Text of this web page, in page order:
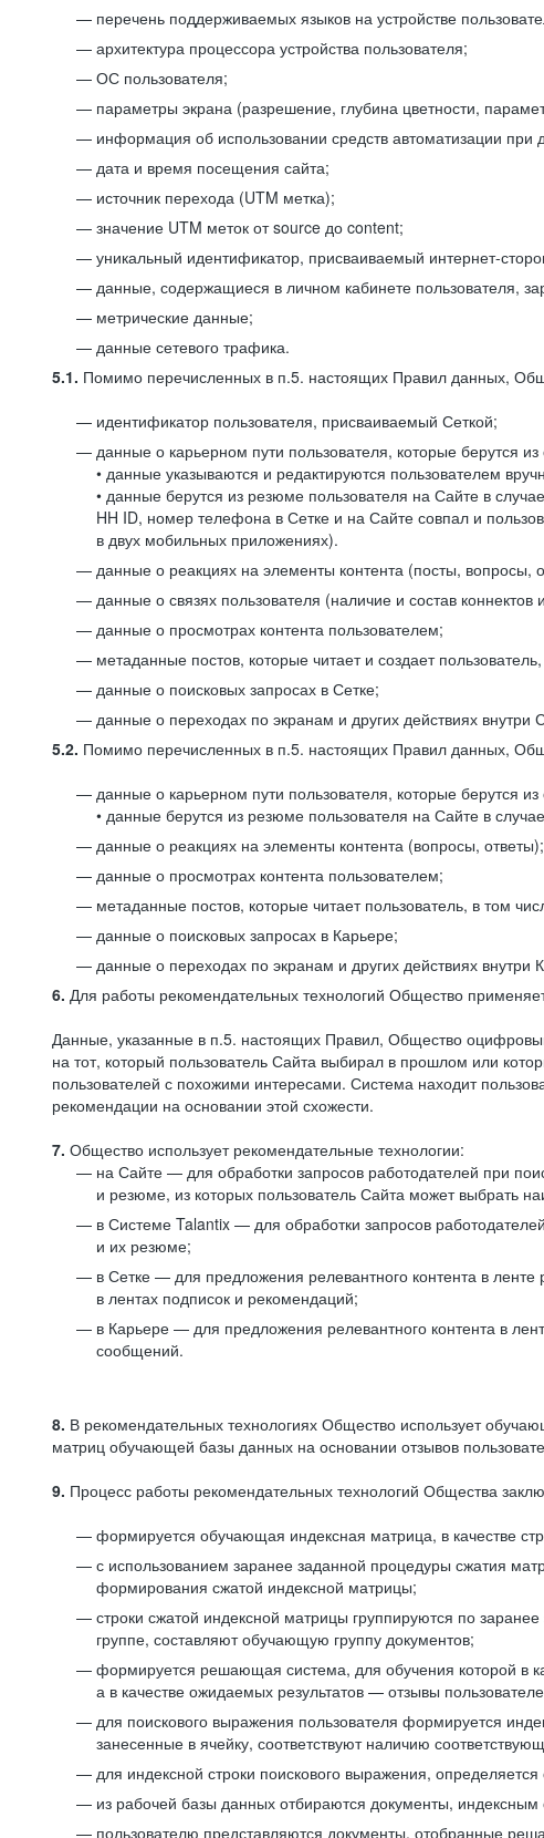
перечень поддерживаемых языков на устройстве
архитектура процессора устройства пользователя;
ОС пользователя;
параметры экрана (разрешение, глубина цветности,
информация об использовании средств автоматизации при
дата и время посещения сайта;
источник перехода (UTM метка);
значение UTM меток от source до content;
уникальный идентификатор, присваиваемый интернет-
данные, содержащиеся в личном кабинете пользователя,
метрические данные;
данные сетевого трафика.
5.1. Помимо перечисленных в п.5. настоящих Правил данных,
идентификатор пользователя, присваиваемый Сеткой;
данные о карьерном пути пользователя, которые берутся из
• данные указываются и редактируются пользователем
• данные берутся из резюме пользователя на Сайте в
HH ID, номер телефона в Сетке и на Сайте совпал и
в двух мобильных приложениях).
данные о реакциях на элементы контента (посты, вопросы,
данные о связях пользователя (наличие и состав
данные о просмотрах контента пользователем;
метаданные постов, которые читает и создает
данные о поисковых запросах в Сетке;
данные о переходах по экранам и других действиях внутри
5.2. Помимо перечисленных в п.5. настоящих Правил данных,
данные о карьерном пути пользователя, которые берутся из
• данные берутся из резюме пользователя на Сайте в
данные о реакциях на элементы контента (вопросы, ответы);
данные о просмотрах контента пользователем;
метаданные постов, которые читает пользователь, в том
данные о поисковых запросах в Карьере;
данные о переходах по экранам и других действиях внутри
6. Для работы рекомендательных технологий Общество
Данные, указанные в п.5. настоящих Правил, Общество
на тот, который пользователь Сайта выбирал в прошлом или
пользователей с похожими интересами. Система находит
рекомендации на основании этой схожести.
7. Общество использует рекомендательные технологии:
на Сайте — для обработки запросов работодателей при
и резюме, из которых пользователь Сайта может выбрать
в Системе Talantix — для обработки запросов
и их резюме;
в Сетке — для предложения релевантного контента в
в лентах подписок и рекомендаций;
в Карьере — для предложения релевантного контента в
сообщений.
8. В рекомендательных технологиях Общество использует
матриц обучающей базы данных на основании отзывов
9. Процесс работы рекомендательных технологий Общества
формируется обучающая индексная матрица, в качестве
с использованием заранее заданной процедуры сжатия
формирования сжатой индексной матрицы;
строки сжатой индексной матрицы группируются по
группе, составляют обучающую группу документов;
формируется решающая система, для обучения которой в
а в качестве ожидаемых результатов — отзывы
для поискового выражения пользователя формируется
занесенные в ячейку, соответствуют наличию
для индексной строки поискового выражения,
из рабочей базы данных отбираются документы, индексным
пользователю представляются документы, отобранные